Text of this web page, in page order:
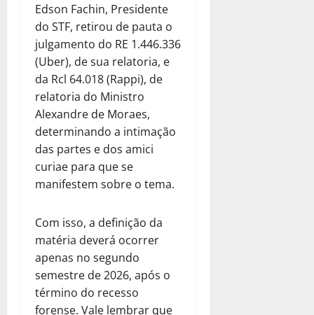
Edson Fachin, Presidente
do STF, retirou de pauta o
julgamento do RE 1.446.336
(Uber), de sua relatoria, e
da Rcl 64.018 (Rappi), de
relatoria do Ministro
Alexandre de Moraes,
determinando a intimação
das partes e dos amici
curiae para que se
manifestem sobre o tema.
Com isso, a definição da
matéria deverá ocorrer
apenas no segundo
semestre de 2026, após o
término do recesso
forense. Vale lembrar que